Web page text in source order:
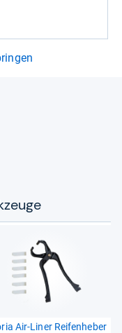
Air-​Liner Rei­fen­he­ber